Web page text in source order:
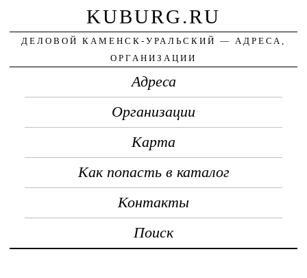
KUBURG.RU
ДЕЛОВОЙ КАМЕНСК-УРАЛЬСКИЙ — АДРЕСА,
ОРГАНИЗАЦИИ
Адреса
Организации
Карта
Как попасть в каталог
Контакты
Поиск